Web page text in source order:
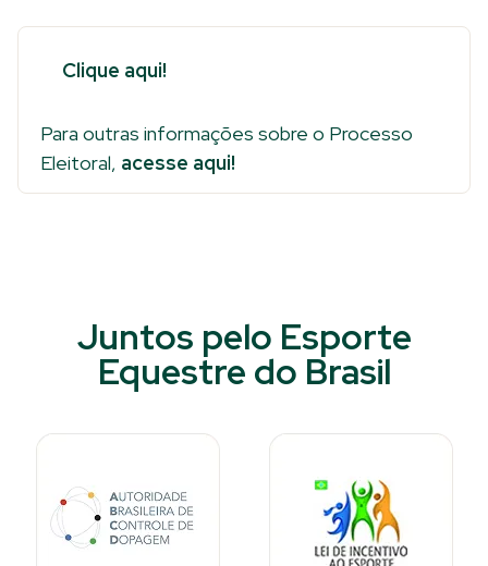
Clique aqui!
Para outras informações sobre o Processo
Eleitoral, acesse aqui!
Juntos pelo Esporte
Equestre do Brasil